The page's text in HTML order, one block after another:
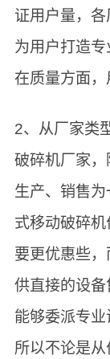
证用户量，
为用户打造
在质量方面，
2、从厂家类
破碎机厂家，
生产、销售
式移动破碎
要更优惠些
供直接的设备
能够委派专业
所以不论是